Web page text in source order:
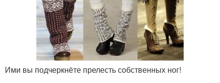
Ими вы подчеркнёте прелесть собственных ног!